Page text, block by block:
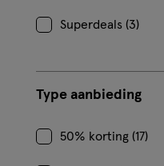
Superdeals (3)
Type aanbieding
50% korting (17)